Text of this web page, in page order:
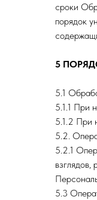
сроки
порядок
5
5.1
5.1.1 При
5.1.2 При
5.2.
5.2.1
5.3